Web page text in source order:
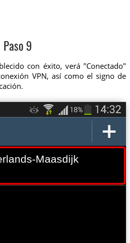
Paso 9
con éxito, verá "Conectado"
VPN, así como el signo de
Maasdijk